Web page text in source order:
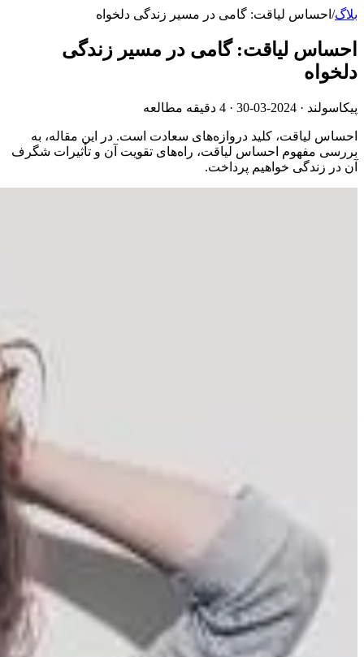
بلاگ/ احساس لیاقت: گامی در مسیر زندگی دلخواه
احساس لیاقت: گامی در مسیر زندگی
دلخواه
پیکاسولند · 2024-03-30 · 4 دقیقه مطالعه
احساس لیاقت، کلید دروازه‌های سعادت است. در این مقاله، به
بررسی مفهوم احساس لیاقت، راه‌های تقویت آن و تأثیرات شگرف
آن در زندگی خواهیم پرداخت.